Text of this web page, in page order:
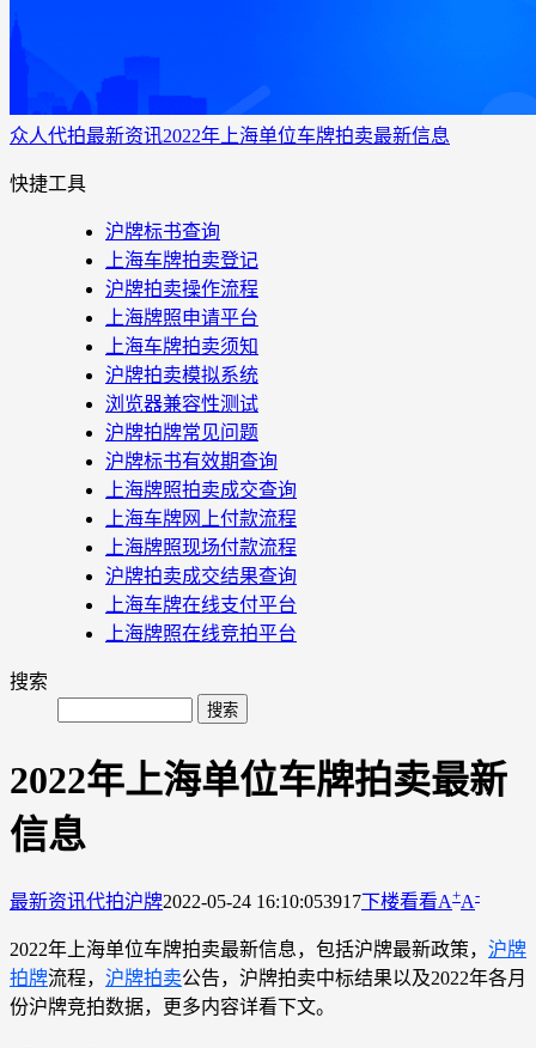
众人代拍最新资讯2022年上海单位车牌拍卖最新信息
快捷工具
沪牌标书查询
上海车牌拍卖登记
沪牌拍卖操作流程
上海牌照申请平台
上海车牌拍卖须知
沪牌拍卖模拟系统
浏览器兼容性测试
沪牌拍牌常见问题
沪牌标书有效期查询
上海牌照拍卖成交查询
上海车牌网上付款流程
上海牌照现场付款流程
沪牌拍卖成交结果查询
上海车牌在线支付平台
上海牌照在线竞拍平台
搜索
2022年上海单位车牌拍卖最新
信息
最新资讯代拍沪牌2022-05-24 16:10:053917下楼看看A+A-
2022年上海单位车牌拍卖最新信息，包括沪牌最新政策， 沪牌
拍牌流程， 沪牌拍卖公告，沪牌拍卖中标结果以及2022年各月
份沪牌竞拍数据，更多内容详看下文。